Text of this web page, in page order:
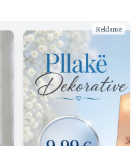
Reklamë